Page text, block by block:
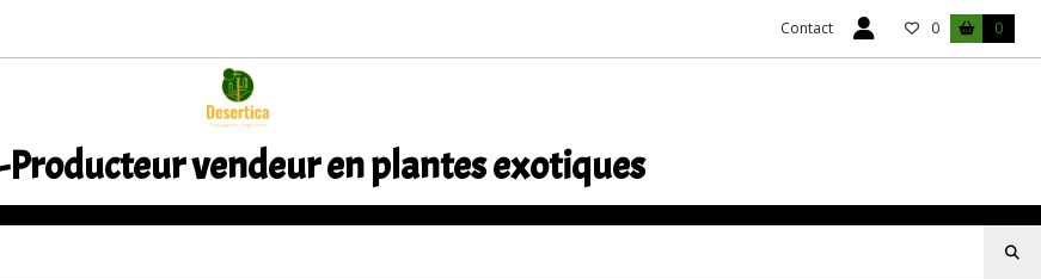
Contact 0 0
Producteur vendeur en plantes exotiques